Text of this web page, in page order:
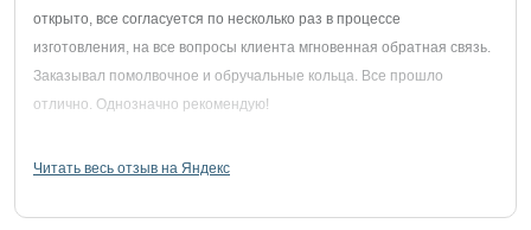
открыто, все согласуется по несколько раз в процессе
изготовления, на все вопросы клиента мгновенная обратная связь.
Заказывал помолвочное и обручальные кольца. Все прошло
отлично. Однозначно рекомендую!
Читать весь отзыв на Яндекс